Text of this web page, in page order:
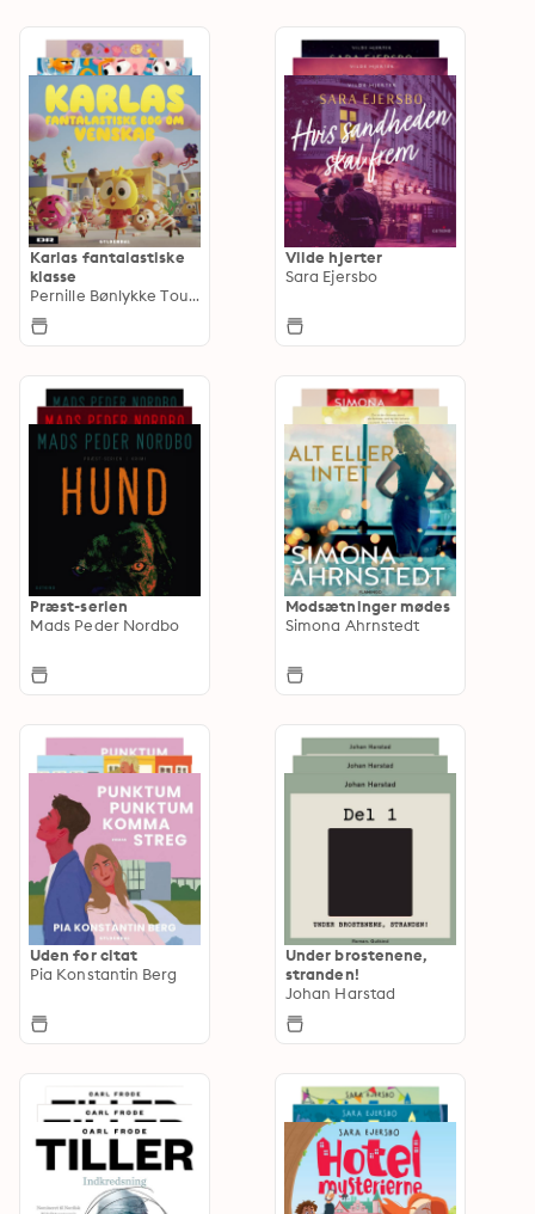
Karlas fantalastiske
klasse
Pernille Bønlykke Toustrup
Vilde hjerter
Sara Ejersbo
Præst-serien
Mads Peder Nordbo
Modsætninger mødes
Simona Ahrnstedt
Uden for citat
Pia Konstantin Berg
Under brostenene,
stranden!
Johan Harstad